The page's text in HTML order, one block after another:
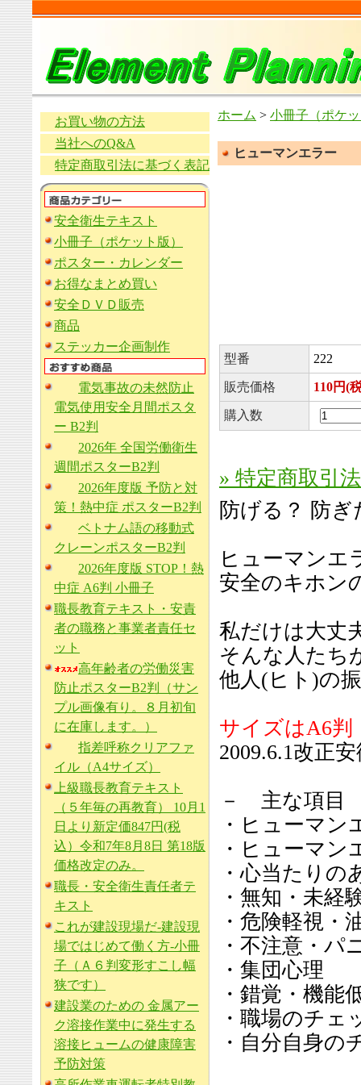
お買い物の方法
当社へのQ&A
特定商取引法に基づく表記
安全衛生テキスト
小冊子（ポケット版）
ポスター・カレンダー
お得なまとめ買い
安全ＤＶＤ販売
商品
ステッカー企画制作
電気事故の未然防止
電気使用安全月間ポスタ
ー B2判
2026年 全国労働衛生
週間ポスターB2判
2026年度版 予防と対
策！熱中症 ポスターB2判
ベトナム語の移動式
クレーンポスターB2判
2026年度版 STOP！熱
中症 A6判 小冊子
職長教育テキスト・安責
者の職務と事業者責任セ
ット
高年齢者の労働災害
防止ポスターB2判（サン
プル画像有り。８月初旬
に在庫します。）
指差呼称クリアファ
イル（A4サイズ）
上級職長教育テキスト
（５年毎の再教育） 10月1
日より新定価847円(税
込）令和7年8月8日 第18版
価格改定のみ。
職長・安全衛生責任者テ
キスト
これが建設現場だ-建設現
場ではじめて働く方-小冊
子（Ａ６判変形すこし幅
狭です）
建設業のための 金属アー
ク溶接作業中に発生する
溶接ヒュームの健康障害
予防対策
ホーム > 小冊子（ポケ
ヒューマンエラー
型番 222
販売価格 110円(
購入数
» 特定商取引
防げる？ 防
ヒューマンエ
安全のキホン
私だけは大丈
そんな人たち
他人(ヒト)の
サイズはA6
2009.6.1改正
－ 主な項目
・ヒューマン
・ヒューマン
・心当たりの
・無知・未経
・危険軽視・
・不注意・パ
・集団心理
・錯覚・機能
・職場のチェ
・自分自身の